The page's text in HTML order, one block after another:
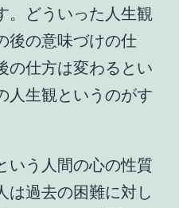
。どういった人生観
後の意味づけの仕
の仕方は変わるとい
人生観というのがす
いう人間の心の性質
は過去の困難に対し